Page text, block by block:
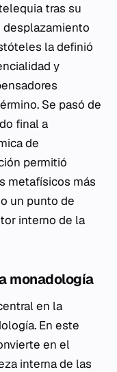
tras su
desplazamiento
la definió
y
Se pasó de
final a
de
permitió
metafísicos más
un punto de
interno de la
monadología
en la
En este
en el
interna de las